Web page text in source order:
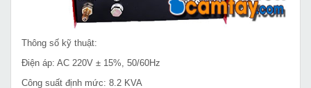
Thông số kỹ thuật:
Điện áp: AC 220V ± 15%, 50/60Hz
Công suất định mức: 8.2 KVA